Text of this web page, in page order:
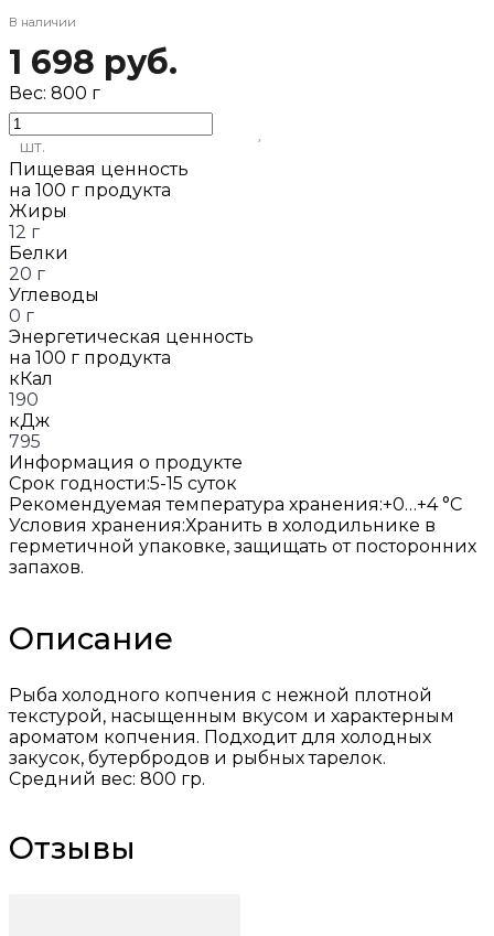
В наличии
1 698 руб.
Вес: 800 г
шт.
Пищевая ценность
на 100 г продукта
Жиры
12 г
Белки
20 г
Углеводы
0 г
Энергетическая ценность
на 100 г продукта
кКал
190
кДж
795
Информация о продукте
Срок годности:5-15 суток
Рекомендуемая температура хранения:+0…+4 °C
Условия хранения:Хранить в холодильнике в
герметичной упаковке, защищать от посторонних
запахов.
Описание
Рыба холодного копчения с нежной плотной
текстурой, насыщенным вкусом и характерным
ароматом копчения. Подходит для холодных
закусок, бутербродов и рыбных тарелок.
Средний вес: 800 гр.
Отзывы